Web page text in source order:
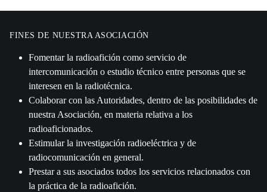
FINES DE NUESTRA ASOCIACIÓN
Fomentar la radioafición como servicio de
intercomunicación o estudio técnico entre personas que se
interesen en la radiotécnica.
Colaborar con las Autoridades, dentro de las posibilidades de
nuestra Asociación, en materia relativa a los
radioaficionados.
Estimular la investigación radioeléctrica y de
radiocomunicación en general.
Prestar a sus asociados todos los servicios relacionados con
la práctica de la radioafición.